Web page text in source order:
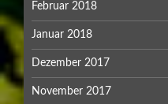
Februar 2018
Januar 2018
Dezember 2017
November 2017